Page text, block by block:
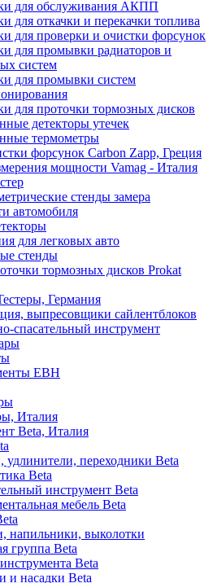
для обслуживания АКПП
для откачки и перекачки топлива
для проверки и очистки форсунок
для промывки радиаторов и
систем
для промывки систем
для проточки тормозных дисков
детекторы утечек
термометры
форсунок Carbon Zapp, Греция
мощности Vamag - Италия
стенды замера
автомобиля
для легковых авто
стенды
тормозных дисков Prokat
Германия
выпресовщики сайлентблоков
спасательный инструмент
EBH
Италия
Beta, Италия
удлинители, переходники Beta
Beta
инструмент Beta
мебель Beta
напильники, выколотки
группа Beta
Beta
и насадки Beta